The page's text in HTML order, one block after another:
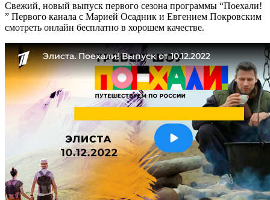
Свежий, новый выпуск первого сезона программы “Поехали!
” Первого канала с Марией Осадник и Евгением Покровским
смотреть онлайн бесплатно в хорошем качестве.